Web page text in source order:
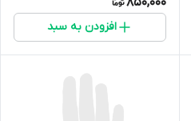
افزودن به سبد